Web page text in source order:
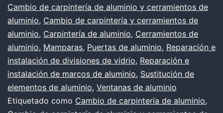
aluminio
y
cerramientos
de
aluminio
Cambio de carpintería de aluminio y cerramientos de
aluminio, Cambio de carpintería y cerramientos de
aluminio, Carpintería de aluminio, Cerramientos de
aluminio, Mamparas, Puertas de aluminio, Reparación e
instalación de divisiones de vidrio, Reparación e
instalación de marcos de aluminio, Sustitución de
elementos de aluminio, Ventanas de aluminio
Etiquetado como Cambio de carpintería de aluminio,